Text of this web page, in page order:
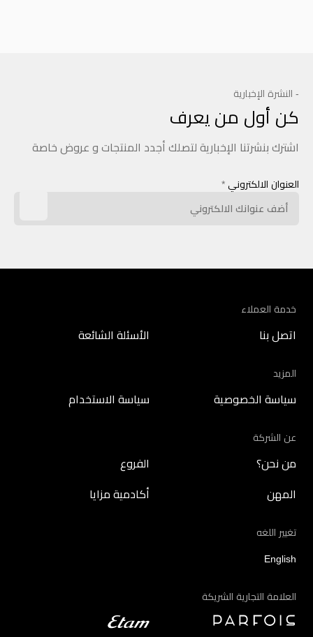
- النشرة الإخبارية
كن أول من يعرف
اشترك بنشرتنا الإخبارية لتصلك أجدد المنتجات و عروض خاصة
العنوان الالكتروني *
خدمة العملاء
اتصل بنا الأسئلة الشائعة
المزيد
سياسة الخصوصية سياسة الاستخدام
عن الشركة
من نحن؟ الفروع
المهن أكادمية مزايا
تغيير اللغه
English
العلامة التجارية الشريكة